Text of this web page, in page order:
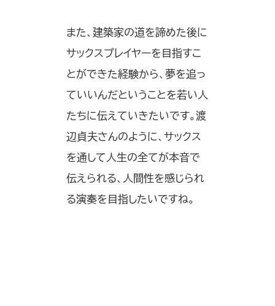
また、建築家の道を諦めた後に
サックスプレイヤーを目指すこ
とができた経験から、夢を追っ
ていいんだということを若い人
たちに伝えていきたいです。渡
辺貞夫さんのように、サックス
を通して人生の全てが本音で
伝えられる、人間性を感じられ
る演奏を目指したいですね。